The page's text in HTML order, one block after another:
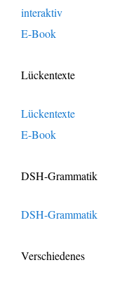
interaktiv
E-Book
Lückentexte
Lückentexte
E-Book
DSH-Grammatik
DSH-Grammatik
Verschiedenes